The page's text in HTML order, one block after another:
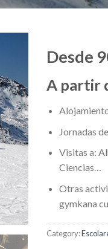
Desde
A partir
Jornadas
Visitas a:
Ciencias…
Otras
gymkana
Category: